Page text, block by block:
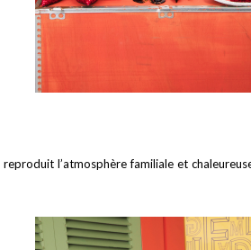
reproduit l’atmosphère familiale et